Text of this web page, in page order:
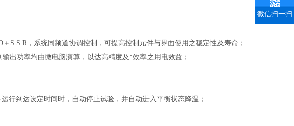
S.S.R，系统同频道协调控制，可提高控制元件与界面使用之稳定性及寿命；
出功率均由微电脑演算，以达高精度及*效率之用电效益；
行到达设定时间时，自动停止试验，并自动进入平衡状态降温；
微信扫一扫